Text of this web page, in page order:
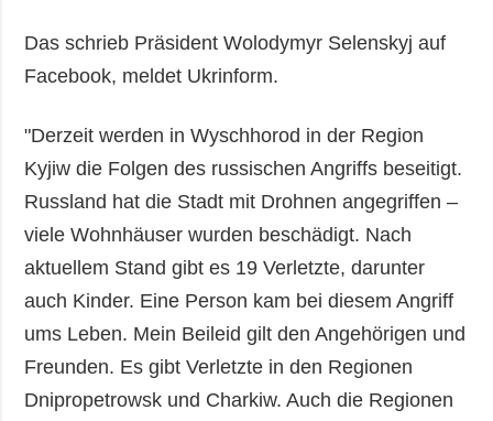
Das schrieb Präsident Wolodymyr Selenskyj auf
Facebook, meldet Ukrinform.
"Derzeit werden in Wyschhorod in der Region
Kyjiw die Folgen des russischen Angriffs beseitigt.
Russland hat die Stadt mit Drohnen angegriffen –
viele Wohnhäuser wurden beschädigt. Nach
aktuellem Stand gibt es 19 Verletzte, darunter
auch Kinder. Eine Person kam bei diesem Angriff
ums Leben. Mein Beileid gilt den Angehörigen und
Freunden. Es gibt Verletzte in den Regionen
Dnipropetrowsk und Charkiw. Auch die Regionen